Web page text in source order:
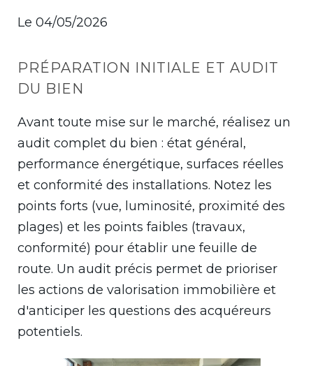
Le 04/05/2026
PRÉPARATION INITIALE ET AUDIT
DU BIEN
Avant toute mise sur le marché, réalisez un
audit complet du bien : état général,
performance énergétique, surfaces réelles
et conformité des installations. Notez les
points forts (vue, luminosité, proximité des
plages) et les points faibles (travaux,
conformité) pour établir une feuille de
route. Un audit précis permet de prioriser
les actions de valorisation immobilière et
d'anticiper les questions des acquéreurs
potentiels.